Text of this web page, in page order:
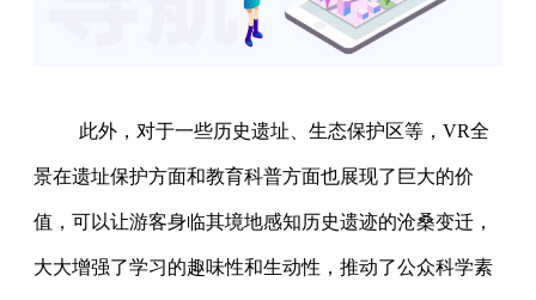
此外，对于一些历史遗址、生态保护区等，VR全
景在遗址保护方面和教育科普方面也展现了巨大的价
值，可以让游客身临其境地感知历史遗迹的沧桑变迁，
大大增强了学习的趣味性和生动性，推动了公众科学素